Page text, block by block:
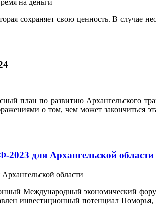
сохраняет свою ценность. В случае
план по развитию Архангельского
о том, чем может закончиться
для Архангельской области
Международный экономический
инвестиционный потенциал Поморья,